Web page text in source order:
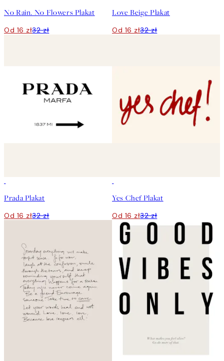
No Rain. No Flowers Plakat
Od 16 zł32 zł
Love Beige Plakat
Od 16 zł32 zł
Prada Plakat
Od 16 zł32 zł
Yes Chef Plakat
Od 16 zł32 zł